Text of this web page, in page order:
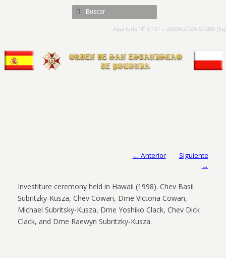
Apartado Nº 3.151 – ZARAGOZA-50.080
← Anterior
Siguiente
→
Investiture ceremony held in Hawaii (1998). Chev Basil
Subritzky-Kusza, Chev Cowan, Dme Victoria Cowan,
Michael Subritsky-Kusza, Dme Yoshiko Clack, Chev Dick
Clack, and Dme Raewyn Subritzky-Kusza.